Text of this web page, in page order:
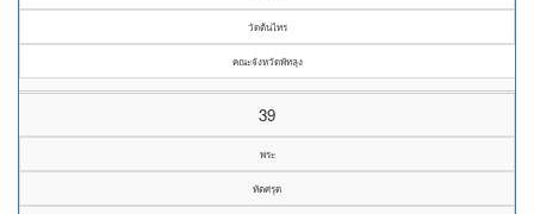
วัดต้นไทร
คณะจังหวัดพัทลุง
39
พระ
ทัตศรุต